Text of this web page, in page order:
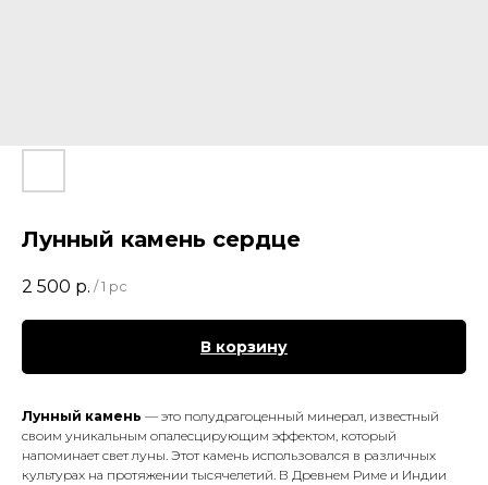
Лунный камень сердце
2 500 р. / 1 pc
В корзину
Лунный камень — это полудрагоценный минерал, известный
своим уникальным опалесцирующим эффектом, который
напоминает свет луны. Этот камень использовался в различных
культурах на протяжении тысячелетий. В Древнем Риме и Индии